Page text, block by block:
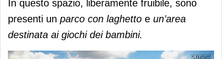
In questo spazio, liberamente fruibile, sono
presenti un parco con laghetto e un’area
destinata ai giochi dei bambini.